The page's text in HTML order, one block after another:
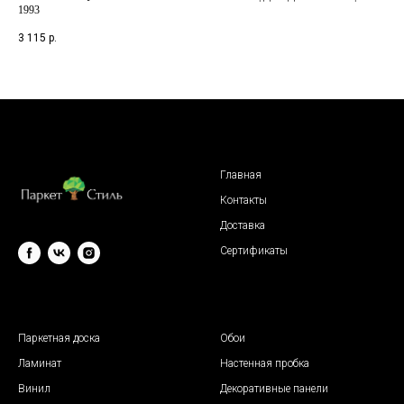
1993
3 115 р.
Главная
Контакты
Доставка
Сертификаты
Паркетная доска
Ламинат
Винил
Обои
Настенная пробка
Декоративные панели